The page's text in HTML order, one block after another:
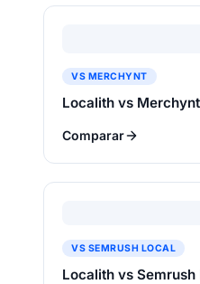
VS MERCHYNT
Localith vs Merchynt
Comparar
VS SEMRUSH LOCAL
Localith vs Semrush